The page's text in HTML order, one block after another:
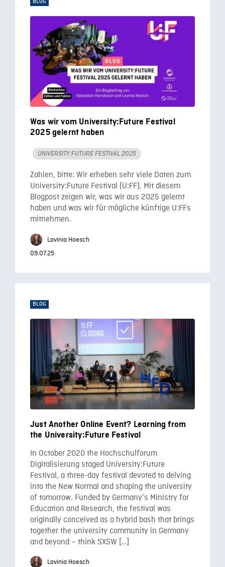
BLOG
Was wir vom University:Future Festival
2025 gelernt haben
UNIVERSITY:FUTURE FESTIVAL 2025
Zahlen, bitte: Wir erheben sehr viele Daten zum
University:Future Festival (U:FF). Mit diesem
Blogpost zeigen wir, was wir aus 2025 gelernt
haben und was wir für mögliche künftige U:FFs
mitnehmen.
Lavinia Hoesch
09.07.25
BLOG
Just Another Online Event? Learning from
the University:Future Festival
In October 2020 the Hochschulforum
Digitalisierung staged University:Future
Festival, a three-day festival devoted to delving
into the New Normal and shaping the university
of tomorrow. Funded by Germany’s Ministry for
Education and Research, the festival was
originally conceived as a hybrid bash that brings
together the university community in Germany
and beyond – think SXSW […]
Lavinia Hoesch